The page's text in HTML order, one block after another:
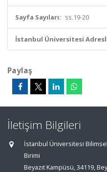
Sayfa Sayıları: ss.19-20
İstanbul Üniversitesi
Paylaş
İletişim Bilgileri
İstanbul Üniversitesi
Birimi
Beyazıt Kampüsü, 34119,